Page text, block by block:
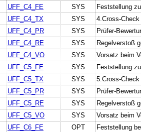
UFF_C4_FE SYS
Feststellung
UFF_C4_TX SYS
4.Cross-
UFF_C4_PR SYS
Prüfer-
UFF_C4_RE SYS
Regelverstoß
UFF_C4_VO SYS
Vorsatz beim
UFF_C5_FE SYS
Feststellung
UFF_C5_TX SYS
5.Cross-
UFF_C5_PR SYS
Prüfer-
UFF_C5_RE SYS
Regelverstoß
UFF_C5_VO SYS
Vorsatz beim
UFF_C6_FE OPT
Feststellung